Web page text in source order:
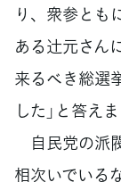
り、衆参とも
ある辻󠄀元さん
来るべき総選
した」と答えま
自民党の派
相次いでいる